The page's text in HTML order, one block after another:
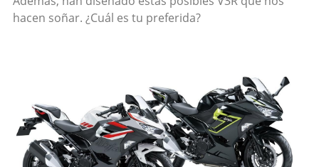
hacen soñar. ¿Cuál es tu preferida?